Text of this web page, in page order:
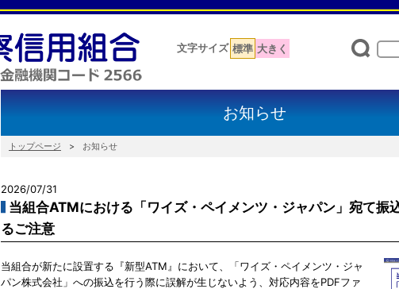
文字サイズ 標準 大きく
お知らせ
トップページ お知らせ
2026/07/31
当組合ATMにおける「ワイズ・ペイメンツ・ジャパン」宛て振
るご注意
当組合が新たに設置する『新型ATM』において、「ワイズ・ペイメンツ・ジャ
パン株式会社」への振込を行う際に誤解が生じないよう、対応内容をPDFファ